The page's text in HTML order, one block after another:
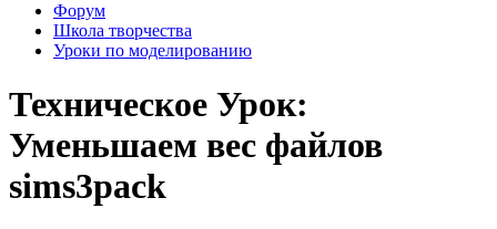
Форум
Школа творчества
Уроки по моделированию
Техническое Урок:
Уменьшаем вес файлов
sims3pack